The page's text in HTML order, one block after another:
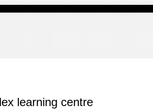
learning centre